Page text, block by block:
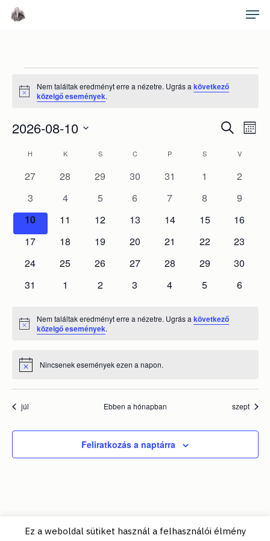
Skip
Események
Notice
Nem találtak eredményt erre a nézetre. Ugrás akövetkező
közelgő események.
nézet
Keresett
2026-08-10
kiválasztása.
Események
naptár
H KKEDD SSZERDA CCSÜTÖRTÖK
P S SZOMBATV
0
27
0
28
0
29
0
30
0
31
0
1
0
2
0
események
3
0
4
0
5
0
6
0
7
0
8
0
9
0
események
10
0
11
0
12
0
13
0
14
0
15
0
16
0
17
0
18
0
19
0
20
0
21
0
22
0
23
0
24
0
25
0
26
0
27
0
28
0
29
0
30
0
31
0
1
0
2
0
3
0
4
0
5
0
6
Notice
Nem találtak eredményt erre a nézetre. Ugrás akövetkező
közelgő események.
Notice Nincsenek események ezen a napon.
júl Ebben a hónapban szept
Feliratkozás a naptárra
Ez a weboldal sütiket használ a felhasználói élmény